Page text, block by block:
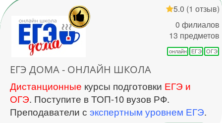
5.0 (1 отзыв)
0 филиалов
13 предметов
онлайн ЕГЭ ОГЭ
ЕГЭ ДОМА - ОНЛАЙН ШКОЛА
Дистанционные курсы подготовки ЕГЭ и
ОГЭ. Поступите в ТОП-10 вузов РФ.
Преподаватели с экспертным уровнем ЕГЭ.